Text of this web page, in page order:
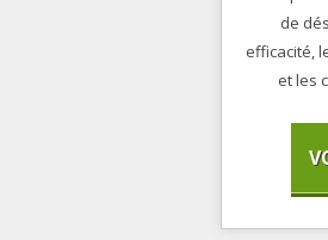
de
efficacité,
et les